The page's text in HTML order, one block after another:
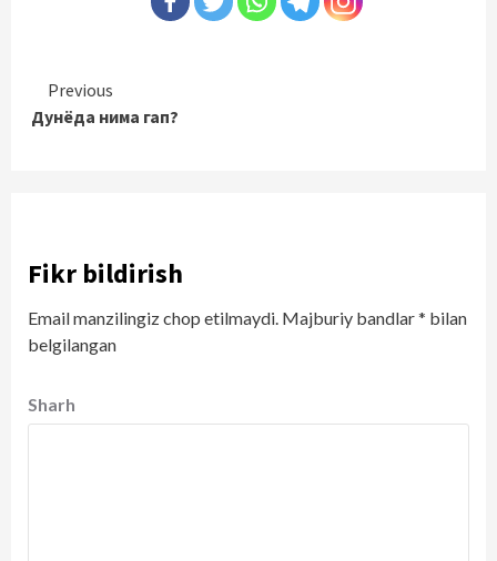
Continue
Reading
Previous
Дунёда нима гап?
Fikr bildirish
Email manzilingiz chop etilmaydi. Majburiy bandlar* bilan
belgilangan
Sharh